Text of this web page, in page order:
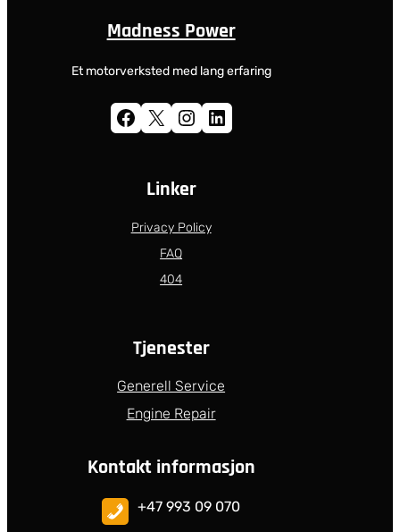
Madness Power
Et motorverksted med lang erfaring
Facebook X Instagram LinkedIn
Linker
Privacy Policy
FAQ
404
Tjenester
Generell Service
Engine Repair
Kontakt informasjon
+47 993 09 070